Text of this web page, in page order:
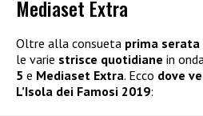
Mediaset Extra
Oltre alla consueta prima serata
le varie strisce quotidiane in
5 e Mediaset Extra. Ecco dove
L’Isola dei Famosi 2019: